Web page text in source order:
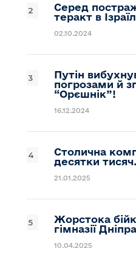
Серед
теракт в
02.10.2024
Путін
погрозами й
“Орєшнік”!
16.12.2024
Столична
десятки
21.01.2025
Жорстока
гімназії
10.04.2025